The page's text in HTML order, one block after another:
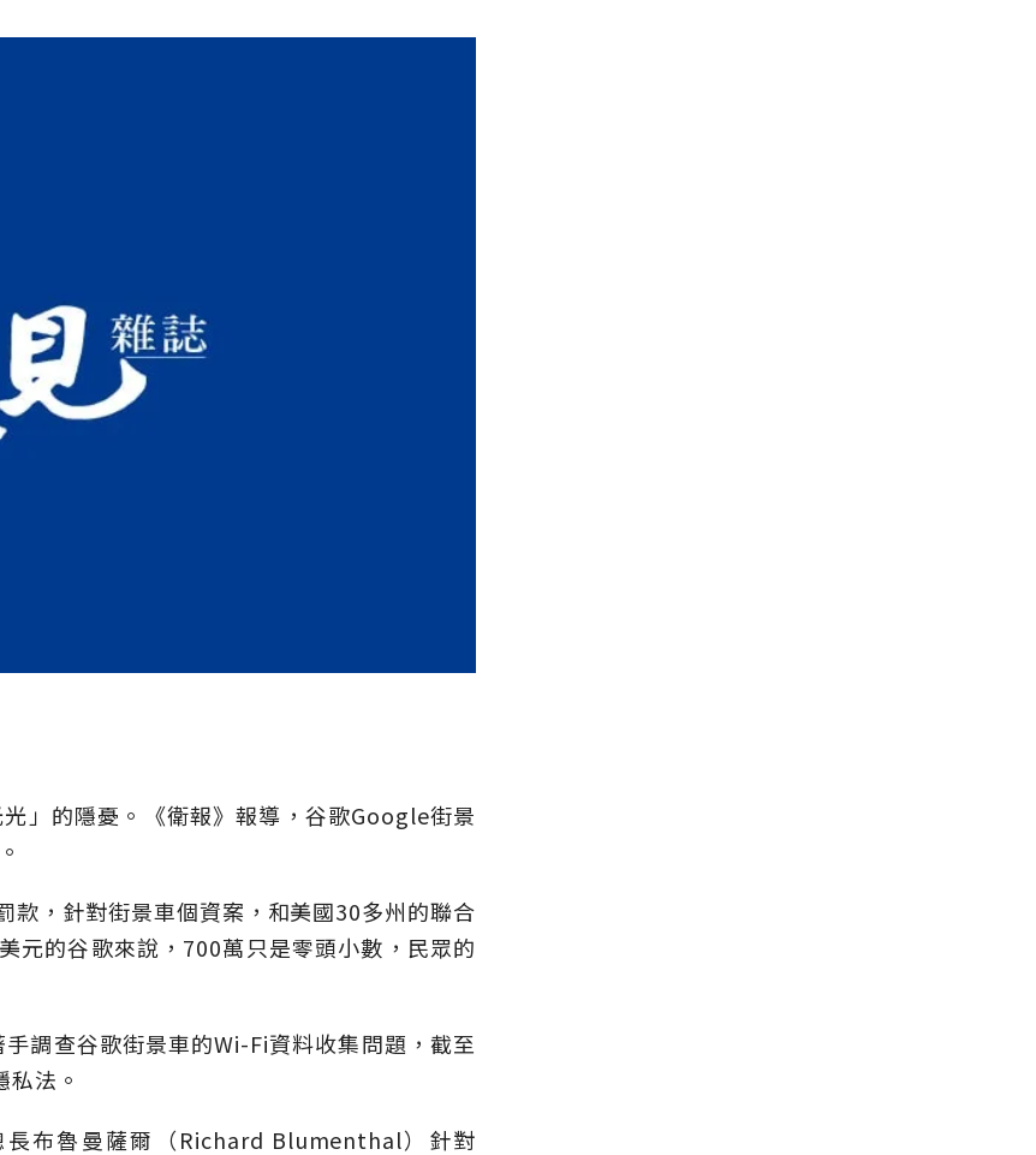
」的隱憂。《衛報》報導，谷歌Google街景
款，針對街景車個資案，和美國30多州的聯合
元的谷歌來說，700萬只是零頭小數，民眾的
調查谷歌街景車的Wi-Fi資料收集問題，截至
法。
長布魯曼薩爾（Richard Blumenthal）針對